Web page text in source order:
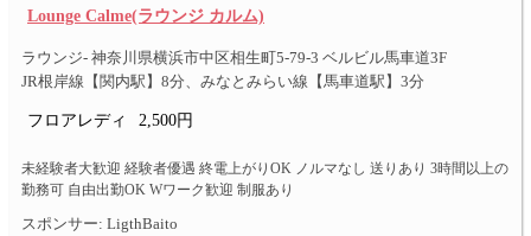
Lounge Calme(ラウンジ カルム)
ラウンジ- 神奈川県横浜市中区相生町5-79-3 ベルビル馬車道3F
JR根岸線【関内駅】8分、みなとみらい線【馬車道駅】3分
フロアレディ 2,500円
未経験者大歓迎 経験者優遇 終電上がりOK ノルマなし 送りあり 3時間以上の
勤務可 自由出勤OK Wワーク歓迎 制服あり
スポンサー: LigthBaito